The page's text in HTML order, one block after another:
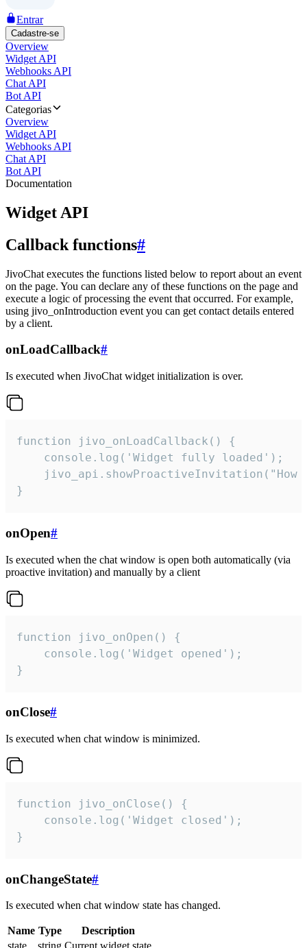
Entrar
Cadastre-se
Overview
Widget API
Webhooks API
Chat API
Bot API
Categorias
Overview
Widget API
Webhooks API
Chat API
Bot API
Documentation
Widget API
Callback functions#
JivoChat executes the functions listed below to report about an event
on the page. You can declare any of these functions on the page and
execute a logic of processing the event that occurred. For example,
using jivo_onIntroduction event you can get contact details entered
by a client.
onLoadCallback#
Is executed when JivoChat widget initialization is over.
function jivo_onLoadCallback() {
    console.log('Widget fully loaded');
jivo_api.showProactiveInvitation("How
}
onOpen#
Is executed when the chat window is open both automatically (via
proactive invitation) and manually by a client
function jivo_onOpen() {
    console.log('Widget opened');
}
onClose#
Is executed when chat window is minimized.
function jivo_onClose() {
    console.log('Widget closed');
}
onChangeState#
Is executed when chat window state has changed.
Name Type
Description